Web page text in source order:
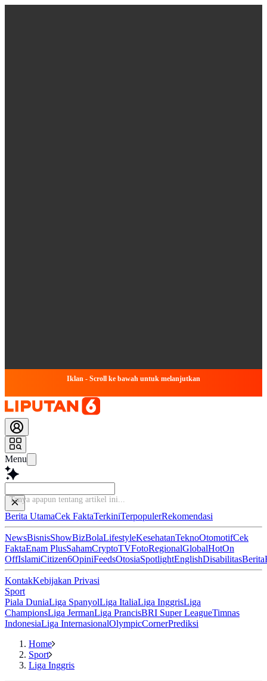
Iklan - Scroll ke bawah untuk melanjutkan
Menu
Tanya apapun tenta
Berita UtamaCek FaktaTerkiniTerpopulerRekomendasi
NewsBisnisShowBizBolaLifestyleKesehatanTeknoOtomotifCek
FaktaEnam PlusSahamCryptoTVFotoRegionalGlobalHotOn
OffIslamiCitizen6OpiniFeedsOtosiaSpotlightEnglishDisabilitasBerita
KontakKebijakan Privasi
Sport
Piala DuniaLiga SpanyolLiga ItaliaLiga InggrisLiga
ChampionsLiga JermanLiga PrancisBRI Super LeagueTimnas
IndonesiaLiga InternasionalOlympicCornerPrediksi
Home
Sport
Liga Inggris